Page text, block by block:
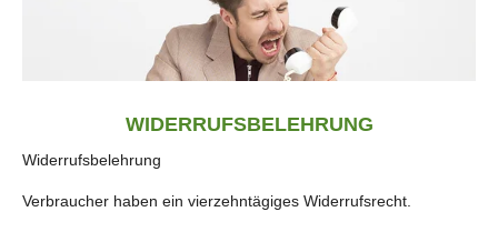
WIDERRUFSBELEHRUNG
Widerrufsbelehrung
Verbraucher haben ein vierzehntägiges Widerrufsrecht.